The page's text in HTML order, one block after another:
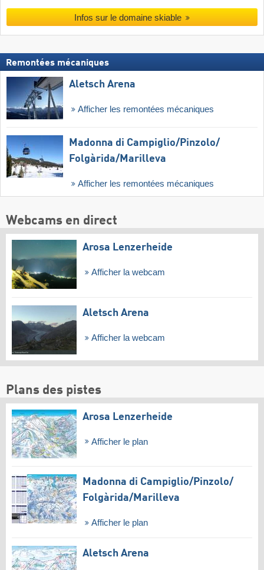
Infos sur le domaine skiable
Remontées mécaniques
Aletsch Arena
Afficher les remontées mécaniques
Madonna di Campiglio/​Pinzolo/​
Folgàrida/​Marilleva
Afficher les remontées mécaniques
Webcams en direct
Arosa Lenzerheide
Afficher la webcam
Aletsch Arena
Afficher la webcam
Plans des pistes
Arosa Lenzerheide
Afficher le plan
Madonna di Campiglio/​Pinzolo/​
Folgàrida/​Marilleva
Afficher le plan
Aletsch Arena